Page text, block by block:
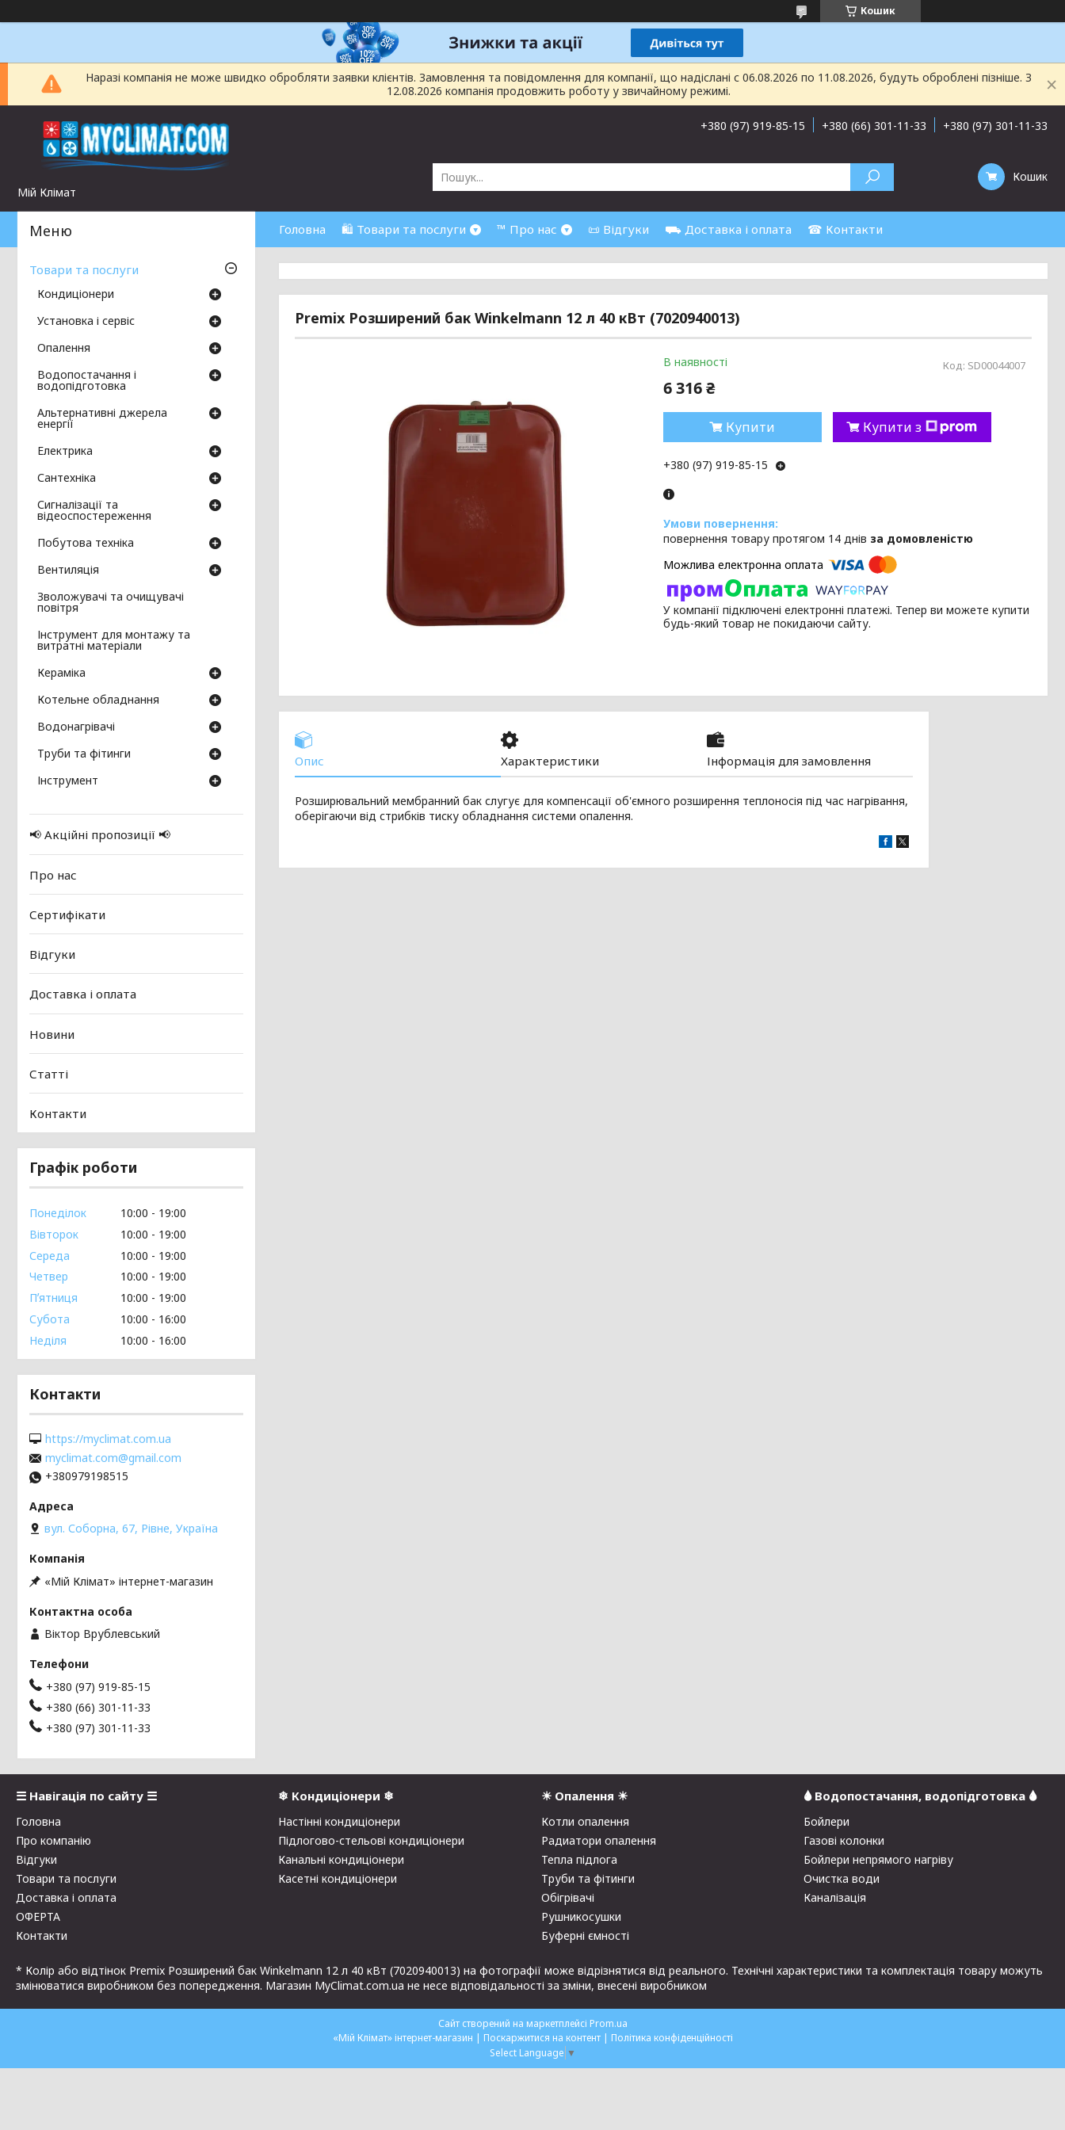
Кошик
Наразі компанія не може швидко обробляти заявки клієнтів. Замовлення та повідомлення для компанії, що надіслані с 06.08.2026 по 11.08.2026, будуть оброблені пізніше. З
12.08.2026 компанія продовжить роботу у звичайному режимі.
Мій Клімат
+380 (97) 919-85-15 +380 (66) 301-11-33 +380 (97) 301-11-33
Кошик
Головна 🛍 Товари та послуги ™ Про нас 📜 Відгуки ⛟ Доставка і оплата ☎ Контакти
Premix Розширений бак Winkelmann 12 л 40 кВт (7020940013)
В наявності Код: SD00044007
6 316 ₴
Купити Купити з
+380 (97) 919-85-15
повернення товару протягом 14 днів за домовленістю
У компанії підключені електронні платежі. Тепер ви можете купити
будь-який товар не покидаючи сайту.
Опис Характеристики Інформація для замовлення
Розширювальний мембранний бак слугує для компенсації об'ємного розширення теплоносія під час нагрівання,
оберігаючи від стрибків тиску обладнання системи опалення.
Товари та послуги
Кондиціонери
Установка і сервіс
Опалення
Водопостачання і
водопідготовка
Альтернативні джерела
енергії
Електрика
Сантехніка
Сигналізації та
відеоспостереження
Побутова техніка
Вентиляція
Зволожувачі та очищувачі
повітря
Інструмент для монтажу та
витратні матеріали
Кераміка
Котельне обладнання
Водонагрівачі
Труби та фітинги
Інструмент
📢 Акційні пропозиції 📢
Про нас
Сертифікати
Відгуки
Доставка і оплата
Новини
Статті
Контакти
Графік роботи
Понеділок 10:00
19:00
Вівторок
10:00
19:00
Середа
10:00
19:00
Четвер
10:00
19:00
Пʼятниця
10:00
19:00
Субота
10:00
16:00
Неділя
10:00 16:00
Контакти
https://myclimat.com.ua
myclimat.com@gmail.com
+380979198515
вул. Соборна, 67, Рівне, Україна
«Мій Клімат» інтернет-магазин
Віктор Врублевський
+380 (97) 919-85-15
+380 (66) 301-11-33
+380 (97) 301-11-33
☰ Навігація по сайту ☰
Головна
Про компанію
Відгуки
Товари та послуги
Доставка і оплата
ОФЕРТА
Контакти
❄ Кондиціонери ❄
Настінні кондиціонери
Підлогово-стельові кондиціонери
Канальні кондиціонери
Касетні кондиціонери
☀ Опалення ☀
Котли опалення
Радиатори опалення
Тепла підлога
Труби та фітинги
Обігрівачі
Рушникосушки
Буферні ємності
🌢 Водопостачання, водопідготовка 🌢
Бойлери
Газові колонки
Бойлери непрямого нагріву
Очистка води
Каналізація
* Колір або відтінок Premix Розширений бак Winkelmann 12 л 40 кВт (7020940013) на фотографії може відрізнятися від реального. Технічні характеристики та комплектація товару можуть
змінюватися виробником без попередження. Магазин MyClimat.com.ua не несе відповідальності за зміни, внесені виробником
Сайт створений на маркетплейсі Prom.ua
«Мій Клімат» інтернет-магазин | Поскаржитися на контент | Політика конфіденційності
Select Language ▼